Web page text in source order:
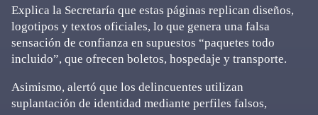
Explica la Secretaría que estas páginas replican diseños,
logotipos y textos oficiales, lo que genera una falsa
sensación de confianza en supuestos “paquetes todo
incluido”, que ofrecen boletos, hospedaje y transporte.
Asimismo, alertó que los delincuentes utilizan
suplantación de identidad mediante perfiles falsos,